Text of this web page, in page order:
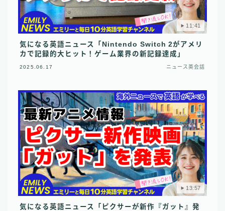
11:41
気になる英語ニュース「Nintendo Switch 2がアメリ
カで記録的大ヒット！ゲーム業界の新記録達成」
2025.06.17 ニュース英会話
13:57
気になる英語ニュース「ピクサーが新作『ガット』発